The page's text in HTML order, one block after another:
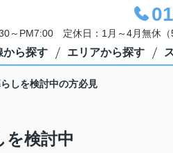
～PM7:00 定休日：1月～4月無休（
から探す エリアから探す
しを検討中の方必見
を検討中